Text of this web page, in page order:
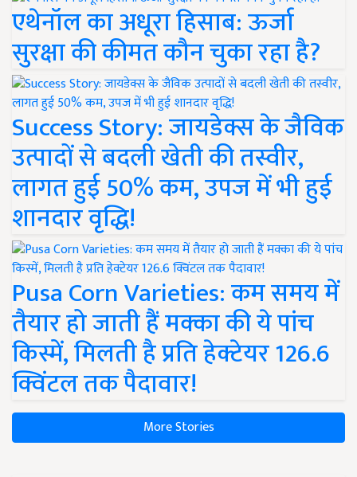
एथेनॉल का अधूरा हिसाब: ऊर्जा
सुरक्षा की कीमत कौन चुका रहा है?
Success Story: जायडेक्स के जैविक
उत्पादों से बदली खेती की तस्वीर,
लागत हुई 50% कम, उपज में भी हुई
शानदार वृद्धि!
Pusa Corn Varieties: कम समय में
तैयार हो जाती हैं मक्का की ये पांच
किस्में, मिलती है प्रति हेक्टेयर 126.6
क्विंटल तक पैदावार!
More Stories